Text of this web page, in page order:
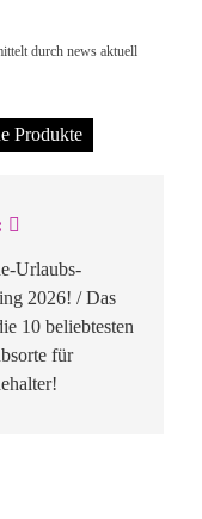
durch news aktuell
Produkte
Urlaubs-
2026! / Das
10 beliebtesten
für